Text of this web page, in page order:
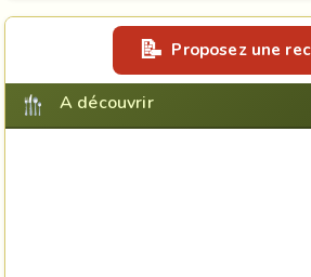
Proposez une
A découvrir